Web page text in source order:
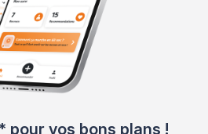
pour vos bons plans !